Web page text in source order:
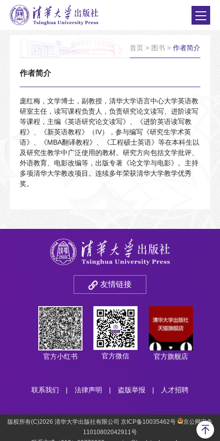
首页 > 图书 > 作者简介
作者简介
庞红梅，文学博士，副教授，清华大学语言中心大学英语教
研室主任，读写课程负责人，负责研究论文读写、进阶读写
等课程，主编《英语研究论文读写》、《进阶英语读写教
程》、《新英语教程》（IV），参与编写《研究生学术英
语》、《MBA翻译教程》、《工程硕士英语》等在本科生以
及研究生教学中广泛使用的教材。研究方向包括文学批评、
外语教育、电影改编等，出版专著《论文学与电影》。主持
多项清华大学教改项目。连续多年荣获清华大学教学优秀
奖。
友情链接
官方小红书 官方微信 官方旗舰店
联系我们 | 法律声明 | 盗版举报 | 人才招聘
版权所有(C)2026 清华大学出版社有限公司 京ICP备10035462号
京公网安备
11010802042911号